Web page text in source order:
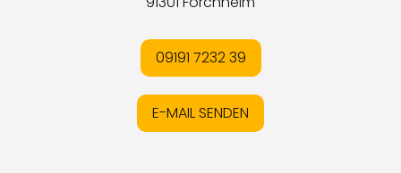
09191 7232 39
E-MAIL SENDEN